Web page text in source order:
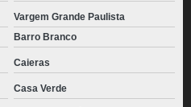
Vargem Grande Paulista
Barro Branco
Caieras
Casa Verde